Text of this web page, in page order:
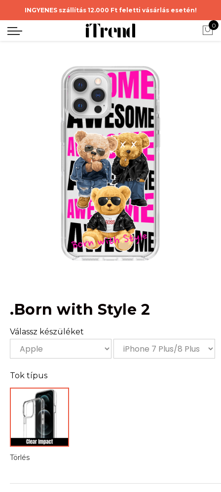
INGYENES szállítás 12.000 Ft feletti vásárlás esetén!
0
.Born with Style 2
Válassz készüléket
Tok típus
Törlés